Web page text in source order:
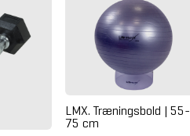
LMX. Træningsbold | 55-
75 cm